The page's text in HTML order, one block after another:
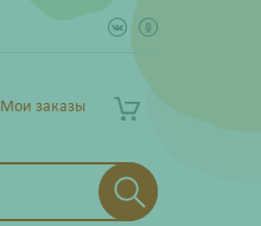
Мои заказы